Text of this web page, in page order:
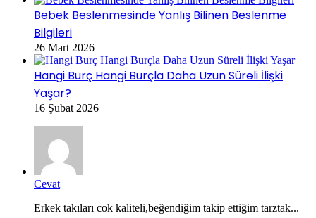
Bebek Beslenmesinde Yanlış Bilinen Beslenme
Bilgileri
26 Mart 2026
Hangi Burç Hangi Burçla Daha Uzun Süreli İlişki
Yaşar?
16 Şubat 2026
Cevat
Erkek takıları cok kaliteli,beğendiğim takip ettiğim tarztak...